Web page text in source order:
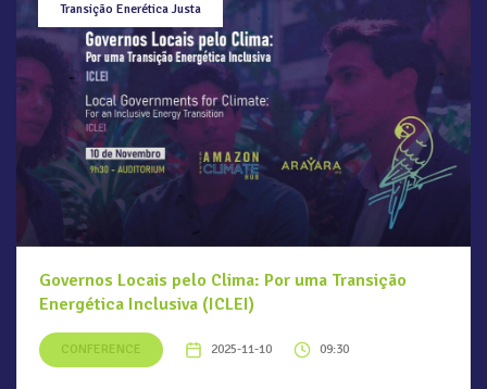
Transição Enerética Justa
Governos Locais pelo Clima: Por uma Transição
Energética Inclusiva (ICLEI)
CONFERENCE 2025-11-10 09:30